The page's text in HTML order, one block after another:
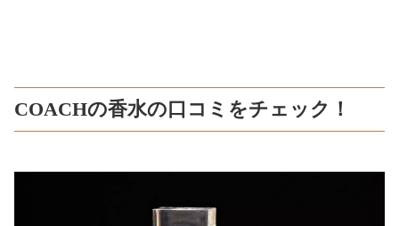
COACHの香水の口コミをチェック！